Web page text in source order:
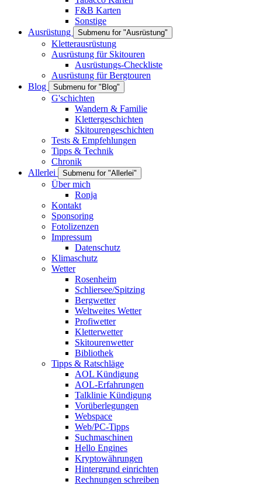
F&B Karten
Sonstige
Ausrüstung
Submenu for "Ausrüstung"
Kletterausrüstung
Ausrüstung für Skitouren
Ausrüstungs-Checkliste
Ausrüstung für Bergtouren
Blog
Submenu for "Blog"
G'schichten
Wandern & Familie
Klettergeschichten
Skitourengeschichten
Tests & Empfehlungen
Tipps & Technik
Chronik
Allerlei
Submenu for "Allerlei"
Über mich
Ronja
Kontakt
Sponsoring
Fotolizenzen
Impressum
Datenschutz
Klimaschutz
Wetter
Rosenheim
Schliersee/Spitzing
Bergwetter
Weltweites Wetter
Profiwetter
Kletterwetter
Skitourenwetter
Bibliothek
Tipps & Ratschläge
AOL Kündigung
AOL-Erfahrungen
Talklinie Kündigung
Vorüberlegungen
Webspace
Web/PC-Tipps
Suchmaschinen
Hello Engines
Kryptowährungen
Hintergrund einrichten
Rechnungen schreiben